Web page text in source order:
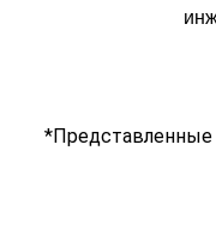
*Представленные